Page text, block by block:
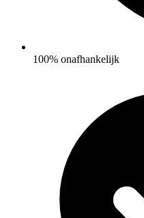
100% onafhankelijk